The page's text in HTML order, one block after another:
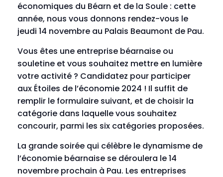
économiques du Béarn et de la Soule : cette
année, nous vous donnons rendez-vous le
jeudi 14 novembre au Palais Beaumont de Pau.
Vous êtes une entreprise béarnaise ou
souletine et vous souhaitez mettre en lumière
votre activité ? Candidatez pour participer
aux Étoiles de l’économie 2024 ! Il suffit de
remplir le formulaire suivant, et de choisir la
catégorie dans laquelle vous souhaitez
concourir, parmi les six catégories proposées.
La grande soirée qui célèbre le dynamisme de
l’économie béarnaise se déroulera le 14
novembre prochain à Pau. Les entreprises